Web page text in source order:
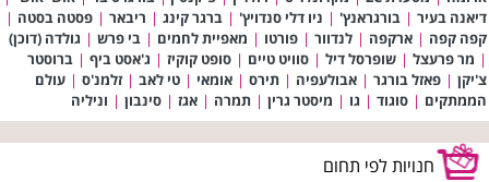
דיאנה בעיר | בורגראנץ' | ניו דלי סנדויץ' | ברגר קינג | ריבאר | פסטה בסטה |
קפה קפה | ארקפה | לנדוור | פורטו | מאפיית לחמים | בי פרש | גולדה (דוכן)
| מר פרעצל | שופרסל דיל | סוויט טיים | סופט קוקיז | ג'אסט ביף | ברוסטר
צ'יקן | פאזל בורגר | אבולעפיה | תירס | אומאי | טי לאב | זלמנ'ס | עולם
הממתקים | סוגוד | גו | מיסטר גרין | תמרה | אגז | סינבון | וניליה
חנויות לפי תחום